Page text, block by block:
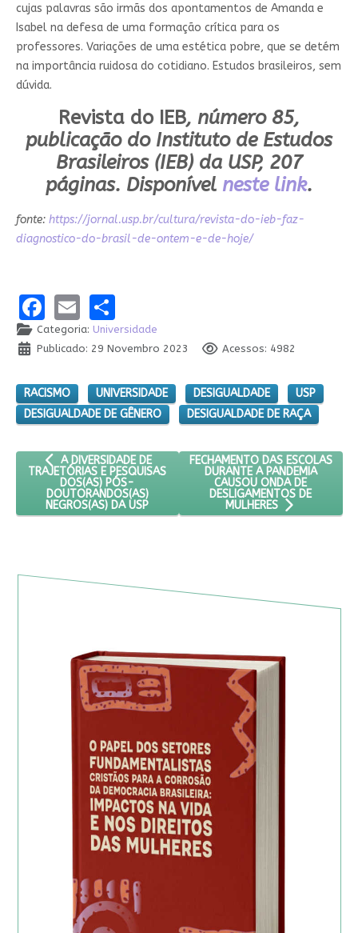
cujas palavras são irmãs dos apontamentos de Amanda e
Isabel na defesa de uma formação crítica para os
professores. Variações de uma estética pobre, que se detém
na importância ruidosa do cotidiano. Estudos brasileiros, sem
dúvida.
Revista do IEB, número 85,
publicação do Instituto de Estudos
Brasileiros (IEB) da USP, 207
páginas. Disponível neste link.
fonte: https://jornal.usp.br/cultura/revista-do-ieb-faz-
diagnostico-do-brasil-de-ontem-e-de-hoje/
Facebook
EmailShare
Categoria: Universidade
Publicado: 29 Novembro 2023
Acessos: 4982
RACISMO UNIVERSIDADE DESIGUALDADE
USP
DESIGUALDADE DE GÊNERO
DESIGUALDADE DE RAÇA
ARTIGO ANTERIOR: A DIVERSIDADE DE TRAJETÓRIAS E
A DIVERSIDADE DE
TRAJETÓRIAS E PESQUISAS
DOS(AS) PÓS-
DOUTORANDOS(AS)
NEGROS(AS) DA USP
PRÓXIMO ARTIGO:
FECHAMENTO DAS ESCOLAS
DURANTE A PANDEMIA
CAUSOU ONDA DE
DESLIGAMENTOS DE
MULHERES